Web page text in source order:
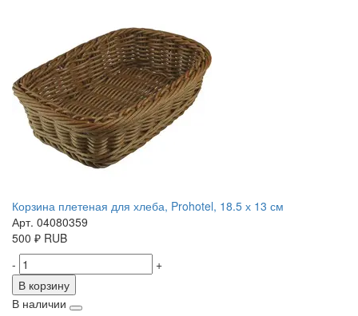
Корзина плетеная для хлеба, Prohotel, 18.5 х 13 см
Арт. 04080359
500 ₽ RUB
-
+
В корзину
В наличии